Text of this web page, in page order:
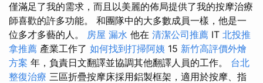
僅滿足了我的需求，而且以美麗的佈局提供了我的按摩治療
師喜歡的許多功能。 和團隊中的大多數成員一樣，他是一
位多才多藝的人。 房屋 漏水 他在 清潔公司推薦 IT 北投推
拿推薦 產業工作了 如何找到打掃阿姨 15 新竹高評價外燴
方案 年，負責日文翻譯並協調其他翻譯人員的工作。 台北
整復治療 三區折疊按摩床採用鋁製框架，適用於按摩、指